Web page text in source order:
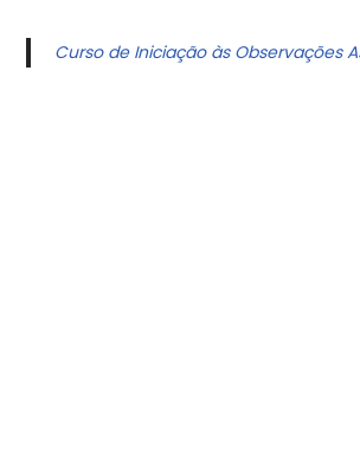
Curso de Iniciação às Observações